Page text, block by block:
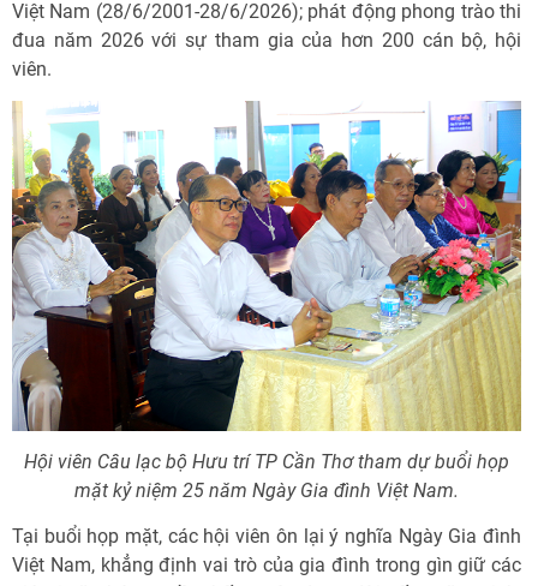
Việt Nam (28/6/2001-28/6/2026); phát động phong trào thi
đua năm 2026 với sự tham gia của hơn 200 cán bộ, hội
viên.
Hội viên Câu lạc bộ Hưu trí TP Cần Thơ tham dự buổi họp
mặt kỷ niệm 25 năm Ngày Gia đình Việt Nam.
Tại buổi họp mặt, các hội viên ôn lại ý nghĩa Ngày Gia đình
Việt Nam, khẳng định vai trò của gia đình trong gìn giữ các